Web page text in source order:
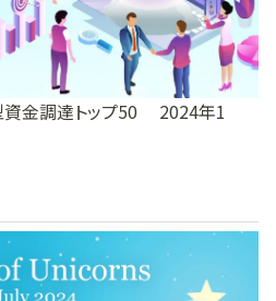
資金調達トップ50 2024年1